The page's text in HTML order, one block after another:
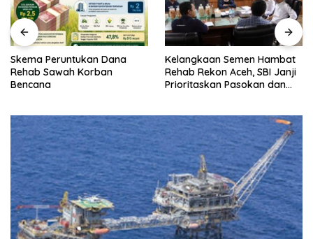
Kelangkaan Semen Hambat
Rehab Rekon Aceh, SBI Janji
Prioritaskan Pasokan dan
Usai Disorot Amran,
Pemerintah Aceh Jelaskan
Posisi Anggaran Rehab